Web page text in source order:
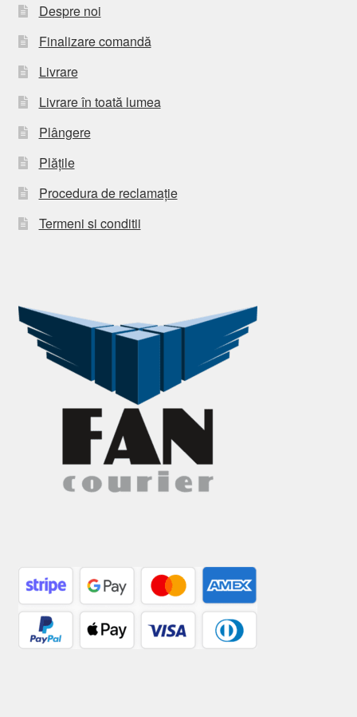
Despre noi
Finalizare comandă
Livrare
Livrare în toată lumea
Plângere
Plățile
Procedura de reclamație
Termeni si conditii